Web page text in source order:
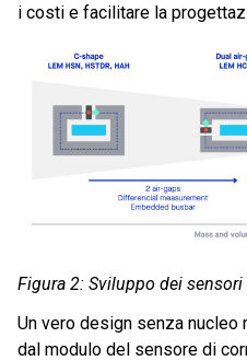
i costi e facilitare la
Figura 2: Sviluppo dei
Un vero design senza
dal modulo del sensore di